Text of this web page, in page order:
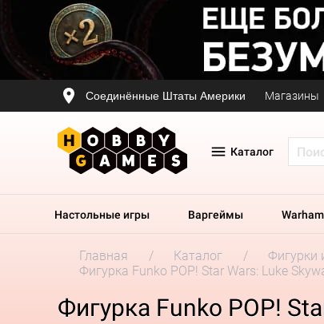
Соединённые Штаты Америки Магазины
Каталог
Настольные игры Варгеймы
Главная Каталог Фигурки
Фигурка Funko POP! Star Wars: Luke
Фигурка Funko POP!